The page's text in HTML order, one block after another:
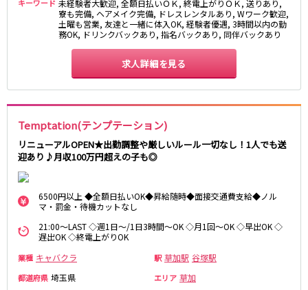
キーワード 未経験者大歓迎, 全額日払いＯＫ, 終電上がりＯＫ, 送りあり,
寮も完備, ヘアメイク完備, ドレスレンタルあり, Wワーク歓迎,
土曜も営業, 友達と一緒に体入OK, 経験者優遇, 3時間以内の勤
務OK, ドリンクバックあり, 指名バックあり, 同伴バックあり
求人詳細を見る
Temptation(テンプテーション)
リニューアルOPEN★出勤調整や厳しいルール一切なし！1人でも送
迎あり♪月収100万円超えの子も◎
6500円以上 ◆全額日払いOK◆昇給随時◆面接交通費支給◆ノル
マ・罰金・待機カットなし
21:00～LAST ◇週1日～/1日3時間～OK ◇月1回～OK ◇早出OK ◇
遅出OK ◇終電上がりOK
業種 キャバクラ 駅 草加駅 谷塚駅
都道府県 埼玉県 エリア 草加
北赤羽駅
板橋駅
西武多摩湖線
八坂駅
小田急小田原線
新宿駅
町田駅
相模大野駅
下北沢駅
経堂駅
小田原駅
豪徳寺駅
海老名駅
JR東海道本線